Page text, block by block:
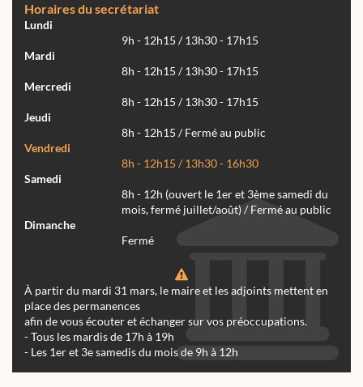
Horaires du secrétariat
Lundi
9h - 12h15 / 13h30 - 17h15
Mardi
8h - 12h15 / 13h30 - 17h15
Mercredi
8h - 12h15 / 13h30 - 17h15
Jeudi
8h - 12h15 / Fermé au public
Vendredi
8h - 12h15 / 13h30 - 16h30
Samedi
8h - 12h (ouvert le 1er et 3ème samedi du
mois, fermé juillet/août) / Fermé au public
Dimanche
Fermé
À partir du mardi 31 mars, le maire et les adjoints mettent en
place des permanences
afin de vous écouter et échanger sur vos préoccupations.
- Tous les mardis de 17h à 19h
- Les 1er et 3e samedis du mois de 9h à 12h